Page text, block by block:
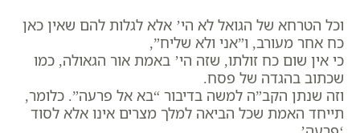
וכל הטרחא של הגואל לא הי’ אלא לגלות להם שאין כאן
כח אחר מעורב, ו”אני ולא שליח”,
כי אין שום כח זולתו, שזה הי’ באמת אור הגאולה, כמו
שכתוב בהגדה של פסח.
וזה שנתן הקב”ה למשה בדיבור “בא אל פרעה”. כלומר,
תייחד האמת שכל הביאה למלך מצרים אינו אלא לסוד